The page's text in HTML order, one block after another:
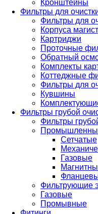
Кронштейны
Фильтры для
Фильтры для
Корпуса
Картриджи
Проточные
Обратный
Комплекты
Коттеджные
Фильтры для
Кувшины
Фильтры грубой
Фильтры
Сетчатые
Газовые
Фильтрующие
Газовые
Промывные